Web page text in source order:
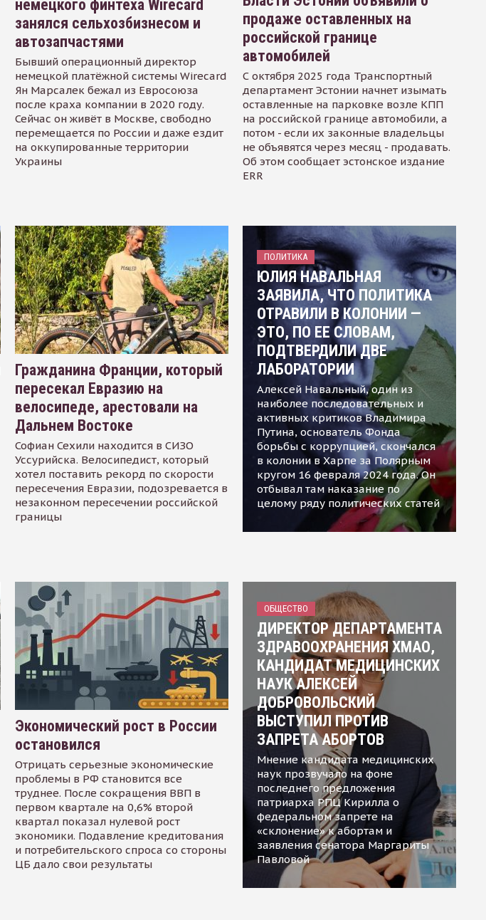
немецкого финтеха Wirecard
занялся сельхозбизнесом и
автозапчастями
Бывший операционный директор
немецкой платёжной системы Wirecard
Ян Марсалек бежал из Евросоюза
после краха компании в 2020 году.
Сейчас он живёт в Москве, свободно
перемещается по России и даже ездит
на оккупированные территории
Украины
продаже оставленных на
российской границе
автомобилей
С октября 2025 года Транспортный
департамент Эстонии начнет изымать
оставленные на парковке возле КПП
на российской границе автомобили, а
потом - если их законные владельцы
не объявятся через месяц - продавать.
Об этом сообщает эстонское издание
ERR
Гражданина Франции, который
пересекал Евразию на
велосипеде, арестовали на
Дальнем Востоке
Софиан Сехили находится в СИЗО
Уссурийска. Велосипедист, который
хотел поставить рекорд по скорости
пересечения Евразии, подозревается в
незаконном пересечении российской
границы
ПОЛИТИКА
ЮЛИЯ НАВАЛЬНАЯ
ЗАЯВИЛА, ЧТО ПОЛИТИКА
ОТРАВИЛИ В КОЛОНИИ —
ЭТО, ПО ЕЕ СЛОВАМ,
ПОДТВЕРДИЛИ ДВЕ
ЛАБОРАТОРИИ
Алексей Навальный, один из
наиболее последовательных и
активных критиков Владимира
Путина, основатель Фонда
борьбы с коррупцией, скончался
в колонии в Харпе за Полярным
кругом 16 февраля 2024 года. Он
отбывал там наказание по
целому ряду политических статей
Экономический рост в России
остановился
Отрицать серьезные экономические
проблемы в РФ становится все
труднее. После сокращения ВВП в
первом квартале на 0,6% второй
квартал показал нулевой рост
экономики. Подавление кредитования
и потребительского спроса со стороны
ЦБ дало свои результаты
ОБЩЕСТВО
ДИРЕКТОР ДЕПАРТАМЕНТА
ЗДРАВООХРАНЕНИЯ ХМАО,
КАНДИДАТ МЕДИЦИНСКИХ
НАУК АЛЕКСЕЙ
ДОБРОВОЛЬСКИЙ
ВЫСТУПИЛ ПРОТИВ
ЗАПРЕТА АБОРТОВ
Мнение кандидата медицинских
наук прозвучало на фоне
последнего предложения
патриарха РПЦ Кирилла о
федеральном запрете на
«склонение» к абортам и
заявления сенатора Маргариты
Павловой